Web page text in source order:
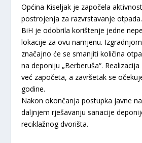
Općina Kiseljak je započela
postrojenja za razvrstavanje
BiH je odobrila korištenje jedne
lokacije za ovu namjenu.
značajno će se smanjiti količina
na deponiju „Berberuša“.
već započeta, a završetak se
godine.
Nakon okončanja postupka javne
daljnjem rješavanju sanacije
reciklažnog dvorišta.